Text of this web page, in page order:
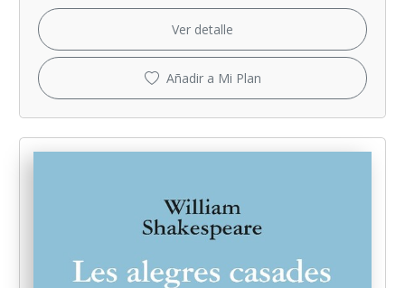
Ver detalle
Añadir a Mi Plan